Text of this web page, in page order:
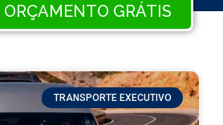
GRÁTIS
TRANSPORTE EXECUTIVO